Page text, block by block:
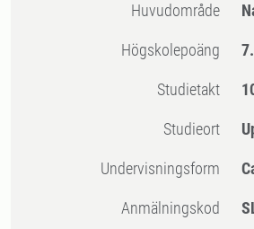
Huvudområde
högskolepoäng
Studietakt
Studieort
Undervisningsform
Anmälningskod